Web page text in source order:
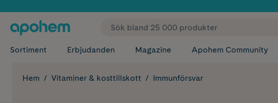
Sortiment Erbjudanden Magazine Apohem Community
Hem Vitaminer & kosttillskott Immunförsvar